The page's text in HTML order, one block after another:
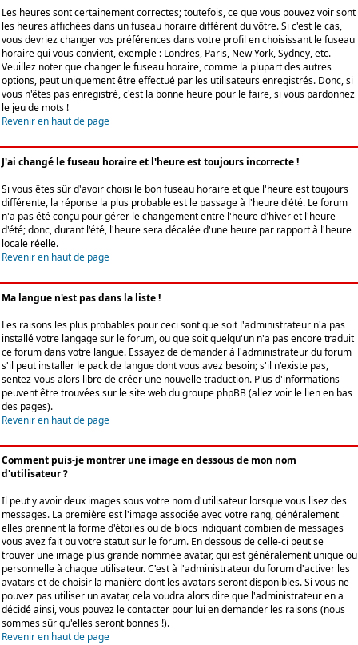
Les heures sont certainement correctes; toutefois, ce que vous pouvez voir sont
les heures affichées dans un fuseau horaire différent du vôtre. Si c'est le cas,
vous devriez changer vos préférences dans votre profil en choisissant le fuseau
horaire qui vous convient, exemple : Londres, Paris, New York, Sydney, etc.
Veuillez noter que changer le fuseau horaire, comme la plupart des autres
options, peut uniquement être effectué par les utilisateurs enregistrés. Donc, si
vous n'êtes pas enregistré, c'est la bonne heure pour le faire, si vous pardonnez
le jeu de mots !
Revenir en haut de page
J'ai changé le fuseau horaire et l'heure est toujours incorrecte !
Si vous êtes sûr d'avoir choisi le bon fuseau horaire et que l'heure est toujours
différente, la réponse la plus probable est le passage à l'heure d'été. Le forum
n'a pas été conçu pour gérer le changement entre l'heure d'hiver et l'heure
d'été; donc, durant l'été, l'heure sera décalée d'une heure par rapport à l'heure
locale réelle.
Revenir en haut de page
Ma langue n'est pas dans la liste !
Les raisons les plus probables pour ceci sont que soit l'administrateur n'a pas
installé votre langage sur le forum, ou que soit quelqu'un n'a pas encore traduit
ce forum dans votre langue. Essayez de demander à l'administrateur du forum
s'il peut installer le pack de langue dont vous avez besoin; s'il n'existe pas,
sentez-vous alors libre de créer une nouvelle traduction. Plus d'informations
peuvent être trouvées sur le site web du groupe phpBB (allez voir le lien en bas
des pages).
Revenir en haut de page
Comment puis-je montrer une image en dessous de mon nom
d'utilisateur ?
Il peut y avoir deux images sous votre nom d'utilisateur lorsque vous lisez des
messages. La première est l'image associée avec votre rang, généralement
elles prennent la forme d'étoiles ou de blocs indiquant combien de messages
vous avez fait ou votre statut sur le forum. En dessous de celle-ci peut se
trouver une image plus grande nommée avatar, qui est généralement unique ou
personnelle à chaque utilisateur. C'est à l'administrateur du forum d'activer les
avatars et de choisir la manière dont les avatars seront disponibles. Si vous ne
pouvez pas utiliser un avatar, cela voudra alors dire que l'administrateur en a
décidé ainsi, vous pouvez le contacter pour lui en demander les raisons (nous
sommes sûr qu'elles seront bonnes !).
Revenir en haut de page